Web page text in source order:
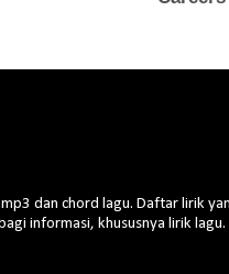
dan chord lagu. Daftar lirik
informasi, khususnya lirik